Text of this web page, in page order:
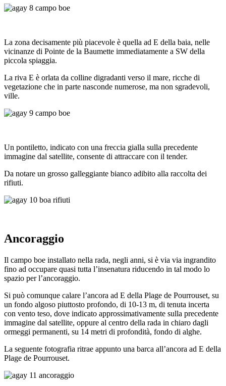
La zona decisamente più piacevole è quella ad E della baia, nelle
vicinanze di Pointe de la Baumette immediatamente a SW della
piccola spiaggia.
La riva E è orlata da colline digradanti verso il mare, ricche di
vegetazione che in parte nasconde numerose, ma non sgradevoli,
ville.
Un pontiletto, indicato con una freccia gialla sulla precedente
immagine dal satellite, consente di attraccare con il tender.
Da notare un grosso galleggiante bianco adibito alla raccolta dei
rifiuti.
Ancoraggio
Il campo boe installato nella rada, negli anni, si è via via ingrandito
fino ad occupare quasi tutta l’insenatura riducendo in tal modo lo
spazio per l’ancoraggio.
Si può comunque calare l’ancora ad E della Plage de Pourrouset, su
un fondo algoso piuttosto profondo, di 10-13 m, di tenuta incerta
con vento teso, dove indicato approssimativamente sulla precedente
immagine dal satellite, oppure al centro della rada in chiaro dagli
ormeggi permanenti, su 14 metri di profondità, fondo di alghe.
La seguente fotografia ritrae appunto una barca all’ancora ad E della
Plage de Pourrouset.